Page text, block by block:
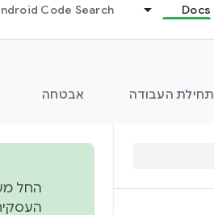
Docs
Code Search
תחילת העבודה אבטחה